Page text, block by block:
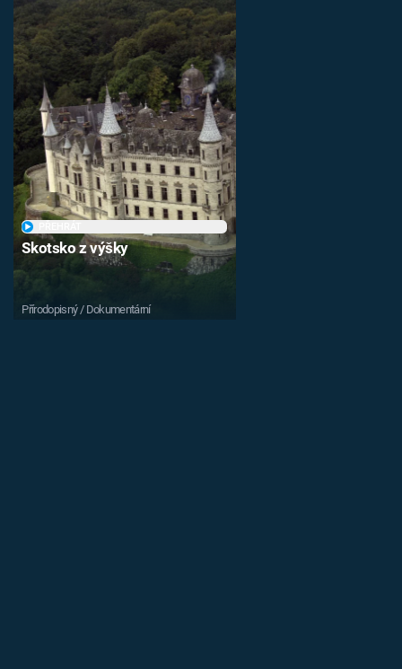
Skotsko z výšky
Přírodopisný / Dokumentární